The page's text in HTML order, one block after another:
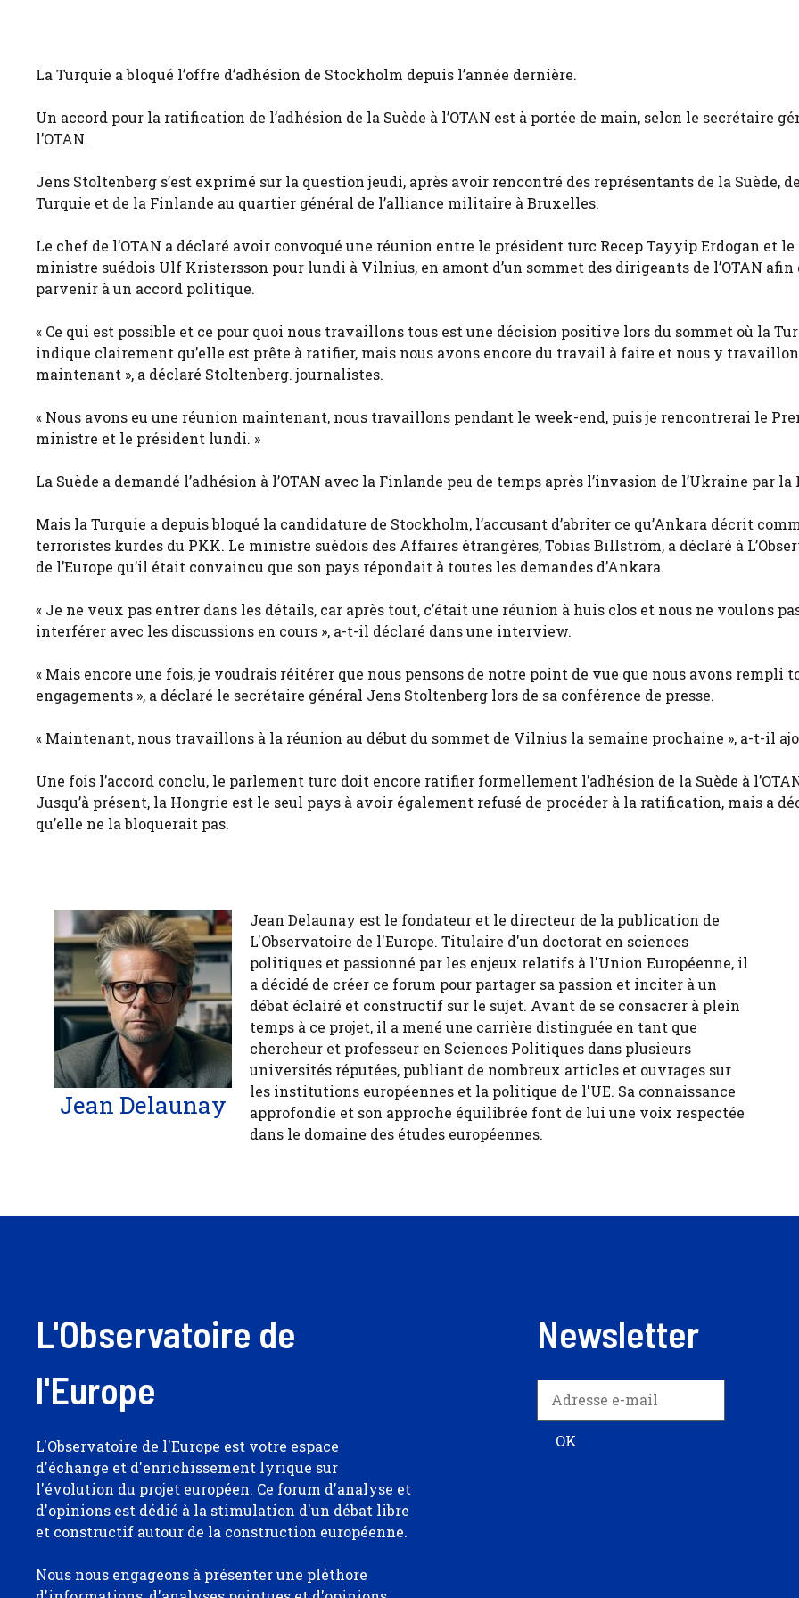
La Turquie a bloqué l’offre d’adhésion de Stockholm depuis l’année dernière.
Un accord pour la ratification de l’adhésion de la Suède à l’OTAN est à portée de main, selon le secrétaire
l’OTAN.
Jens Stoltenberg s’est exprimé sur la question jeudi, après avoir rencontré des représentants de la Suède,
Turquie et de la Finlande au quartier général de l’alliance militaire à Bruxelles.
Le chef de l’OTAN a déclaré avoir convoqué une réunion entre le président turc Recep Tayyip Erdogan et
ministre suédois Ulf Kristersson pour lundi à Vilnius, en amont d’un sommet des dirigeants de l’OTAN afin
parvenir à un accord politique.
« Ce qui est possible et ce pour quoi nous travaillons tous est une décision positive lors du sommet où la
indique clairement qu’elle est prête à ratifier, mais nous avons encore du travail à faire et nous y
maintenant », a déclaré Stoltenberg. journalistes.
« Nous avons eu une réunion maintenant, nous travaillons pendant le week-end, puis je rencontrerai le
ministre et le président lundi. »
La Suède a demandé l’adhésion à l’OTAN avec la Finlande peu de temps après l’invasion de l’Ukraine par la
Mais la Turquie a depuis bloqué la candidature de Stockholm, l’accusant d’abriter ce qu’Ankara décrit
terroristes kurdes du PKK. Le ministre suédois des Affaires étrangères, Tobias Billström, a déclaré à
de l’Europe qu’il était convaincu que son pays répondait à toutes les demandes d’Ankara.
« Je ne veux pas entrer dans les détails, car après tout, c’était une réunion à huis clos et nous ne voulons
interférer avec les discussions en cours », a-t-il déclaré dans une interview.
« Mais encore une fois, je voudrais réitérer que nous pensons de notre point de vue que nous avons rempli
engagements », a déclaré le secrétaire général Jens Stoltenberg lors de sa conférence de presse.
« Maintenant, nous travaillons à la réunion au début du sommet de Vilnius la semaine prochaine », a-t-il
Une fois l’accord conclu, le parlement turc doit encore ratifier formellement l’adhésion de la Suède à
Jusqu’à présent, la Hongrie est le seul pays à avoir également refusé de procéder à la ratification, mais a
qu’elle ne la bloquerait pas.
Jean Delaunay
Jean Delaunay est le fondateur et le directeur de la publication de
L'Observatoire de l'Europe. Titulaire d'un doctorat en sciences
politiques et passionné par les enjeux relatifs à l'Union Européenne, il
a décidé de créer ce forum pour partager sa passion et inciter à un
débat éclairé et constructif sur le sujet. Avant de se consacrer à plein
temps à ce projet, il a mené une carrière distinguée en tant que
chercheur et professeur en Sciences Politiques dans plusieurs
universités réputées, publiant de nombreux articles et ouvrages sur
les institutions européennes et la politique de l'UE. Sa connaissance
approfondie et son approche équilibrée font de lui une voix respectée
dans le domaine des études européennes.
L'Observatoire de
l'Europe
L'Observatoire de l'Europe est votre espace
d'échange et d'enrichissement lyrique sur
l'évolution du projet européen. Ce forum d'analyse et
d'opinions est dédié à la stimulation d'un débat libre
et constructif autour de la construction européenne.
Nous nous engageons à présenter une pléthore
Newsletter